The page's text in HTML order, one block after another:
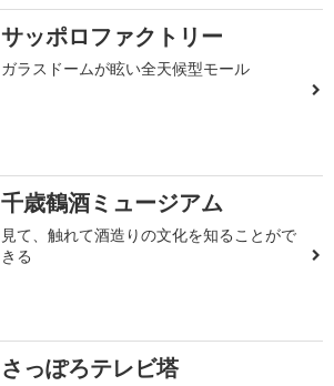
サッポロファクトリー
ガラスドームが眩い全天候型モール
千歳鶴酒ミュージアム
見て、触れて酒造りの文化を知ることがで
きる
さっぽろテレビ塔